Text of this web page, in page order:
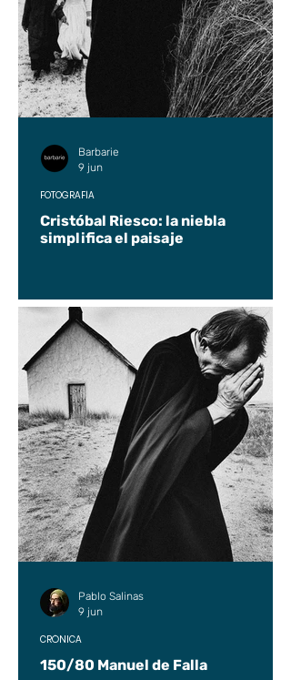
Cristóbal Riesco: la niebla
simplifica el paisaje
FOTOGRAFÍA
Barbarie
9 jun
150/80 Manuel de Falla
CRÓNICA
Pablo Salinas
9 jun